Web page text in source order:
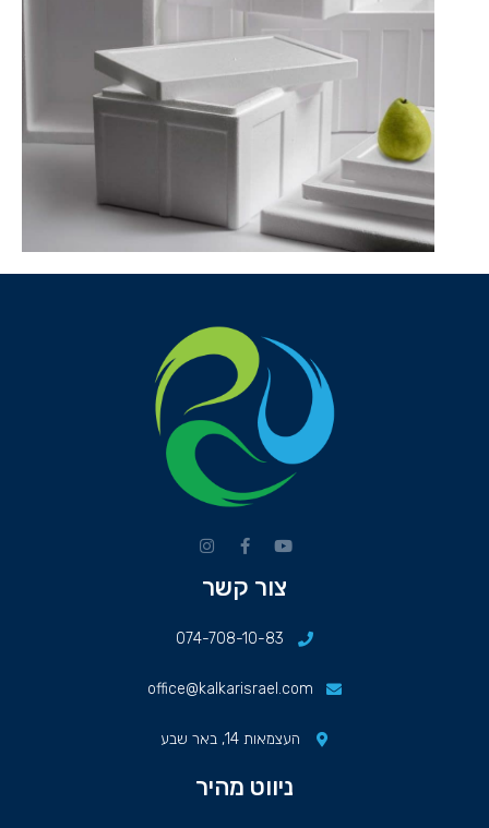
צור קשר
074-708-10-83
office@kalkarisrael.com
העצמאות 14, באר שבע
ניווט מהיר